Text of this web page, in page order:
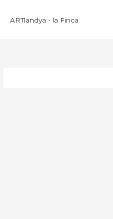
InhaltARTlandya - la Finca